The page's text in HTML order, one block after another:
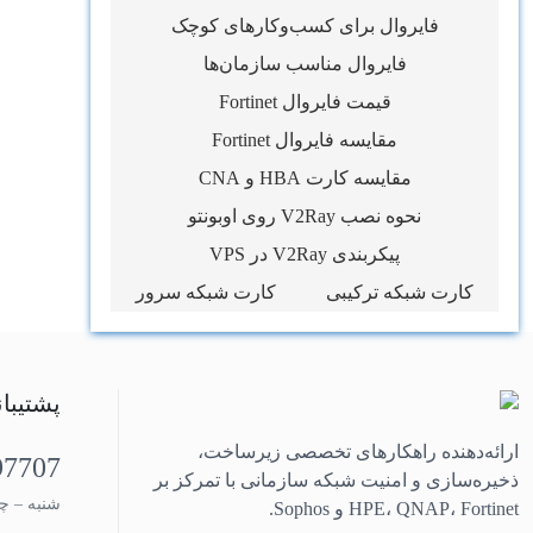
فایروال برای کسب‌وکارهای کوچک
فایروال مناسب سازمان‌ها
قیمت فایروال Fortinet
مقایسه فایروال Fortinet
مقایسه کارت HBA و CNA
نحوه نصب V2Ray روی اوبونتو
پیکربندی V2Ray در VPS
کارت شبکه ترکیبی
کارت شبکه سرور
ارائه‌دهنده راهکارهای تخصصی زیرساخت،
ذخیره‌سازی و امنیت شبکه سازمانی با تمرکز بر
HPE، QNAP، Fortinet و Sophos.
شنبه –